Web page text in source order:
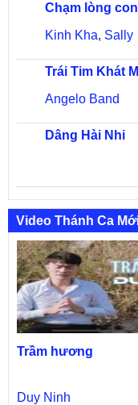
Chạm lòng
Kinh Kha, Sally
Trái Tim Khát
Angelo Band
Dâng Hài Nhi
Video Thánh Ca
Trầm hương
Duy Ninh